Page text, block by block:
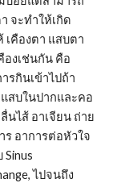
จะทำให้เกิด
เคืองตา แสบตา
องเช่นกัน คือ
รกินเข้าไปถ้า
สบในปากและคอ
นไส้ อาเจียน ถ่าย
ร อาการต่อหัวใจ
ไปจนถึง